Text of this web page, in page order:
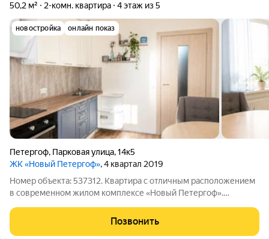
50,2 м² 2-комн. квартира 4 этаж из 5
новостройка онлайн показ
Петергоф, Парковая улица,14к5
ЖК «Новый Петергоф», 4 квартал 2019
Номер объекта: 537312. Квартира с отличным расположением
в современном жилом комплексе «Новый Петергоф».
залива, станции «Новый Петергоф» и развитая
инфраструктура, велодорожки и спортивные
Позвонить